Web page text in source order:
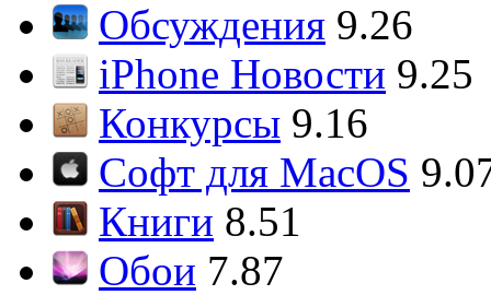
Обсуждения 9.26
iPhone Новости 9.25
Конкурсы 9.16
Софт для MacOS
Книги 8.51
Обои 7.87